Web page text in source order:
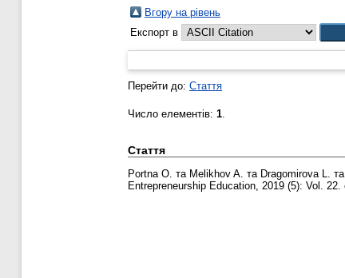
Вгору на рівень
Експорт в
Перейти до: Стаття
Число елементів: 1.
Стаття
Portna O. та Melikhov A. та Dragomirova L. та
Entrepreneurship Education, 2019 (5): Vol.